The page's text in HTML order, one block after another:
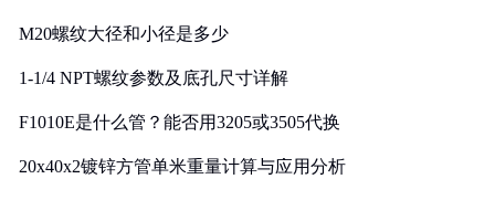
M20螺纹大径和小径是多少
1-1/4 NPT螺纹参数及底孔尺寸详解
F1010E是什么管？能否用3205或3505代换
20x40x2镀锌方管单米重量计算与应用分析